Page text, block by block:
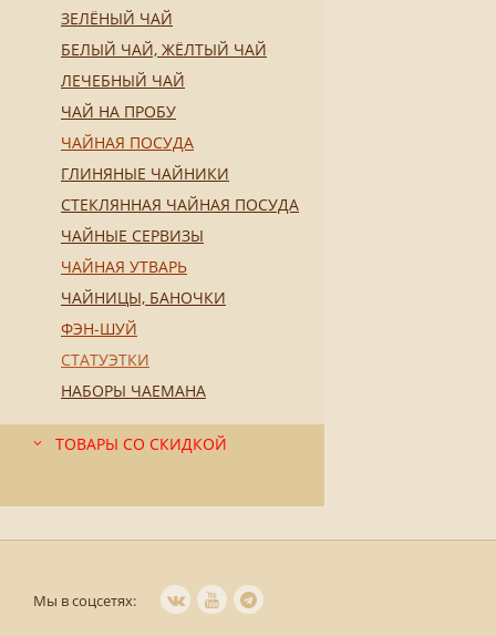
ЗЕЛЁНЫЙ ЧАЙ
БЕЛЫЙ ЧАЙ, ЖЁЛТЫЙ ЧАЙ
ЛЕЧЕБНЫЙ ЧАЙ
ЧАЙ НА ПРОБУ
ЧАЙНАЯ ПОСУДА
ГЛИНЯНЫЕ ЧАЙНИКИ
СТЕКЛЯННАЯ ЧАЙНАЯ ПОСУДА
ЧАЙНЫЕ СЕРВИЗЫ
ЧАЙНАЯ УТВАРЬ
ЧАЙНИЦЫ, БАНОЧКИ
ФЭН-ШУЙ
СТАТУЭТКИ
НАБОРЫ ЧАЕМАНА
ТОВАРЫ СО СКИДКОЙ
Мы в соцсетях: